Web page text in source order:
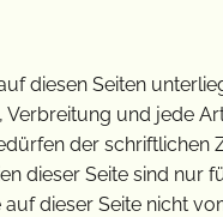
diesen Seiten
Verbreitung und jede
der schriftlichen
dieser Seite sind nur
dieser Seite nicht